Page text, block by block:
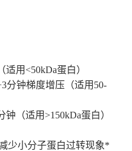
用<50kDa蛋白）
分钟梯度增压（适用50-
（适用>150kDa蛋白）
少小分子蛋白过转现象*